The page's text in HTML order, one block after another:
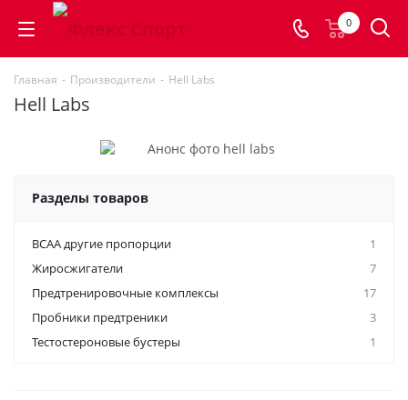
0
Главная - Производители - Hell Labs
Hell Labs
Разделы товаров
BCAA другие пропорции
1
Жиросжигатели
7
Предтренировочные комплексы
17
Пробники предтреники
3
Тестостероновые бустеры
1